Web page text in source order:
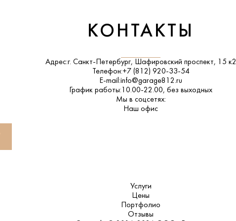
КОНТАКТЫ
Адрес:г. Санкт-Петербург, Шафировский проспект, 15 к2
Телефон:+7 (812) 920-33-54
E-mail:info@garage812.ru
График работы: 10.00-22.00, без выходных
Мы в соцсетях:
ВКонтакте
Наш офис
Услуги
Цены
Портфолио
Отзывы